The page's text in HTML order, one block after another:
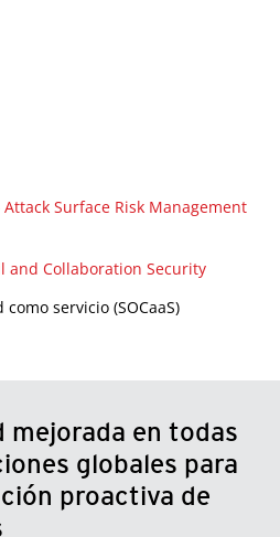
Surface Risk Management
and Collaboration Security
servicio (SOCaaS)
mejorada en todas
globales para
proactiva de